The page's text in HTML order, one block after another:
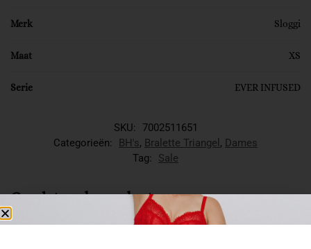
Merk Sloggi
Maat XS
Serie EVER INFUSED
SKU:
7002511651
Categorieën:
BH's, Bralette Triangel , Dames
Tag:
Sale
Gerelateerde producten